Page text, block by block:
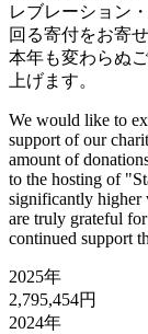
レブレーション
回る寄付をお寄
本年も変わらぬ
上げます。
We would like to
support of our
amount of
to the hosting of
significantly higher
are truly grateful
continued support
2025年
2,795,454円
2024年